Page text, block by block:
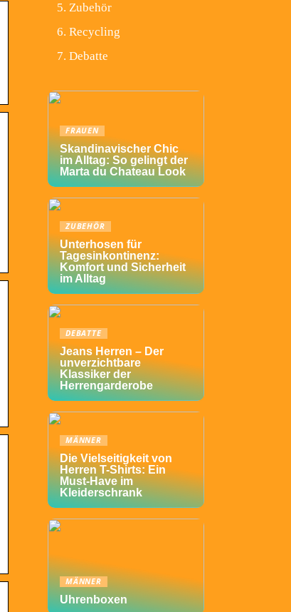
Zubehör
Recycling
Debatte
FRAUEN
Skandinavischer Chic
im Alltag: So gelingt der
Marta du Chateau Look
ZUBEHÖR
Unterhosen für
Tagesinkontinenz:
Komfort und Sicherheit
im Alltag
DEBATTE
Jeans Herren – Der
unverzichtbare
Klassiker der
Herrengarderobe
MÄNNER
Die Vielseitigkeit von
Herren T-Shirts: Ein
Must-Have im
Kleiderschrank
MÄNNER
Uhrenboxen